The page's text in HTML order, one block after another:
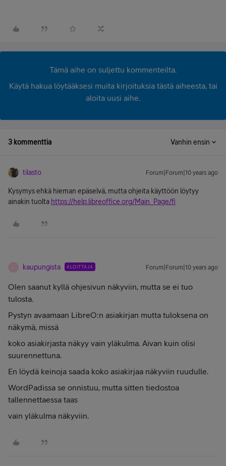
Tämä aihe on suljettu kommenteilta.
Käytä hakua löytääksesi muita kirjoituksia tästä aiheesta, tai
aloita uusi aihe.
3 kommenttia Vanhin ensin
tilasto Forum|Forum|10 years ago
Kysymys ehkä hieman epäselvä, mutta ohjeita käyttöön löytyy
ainakin tuolta https://help.libreoffice.org/Main_Page/fi
kaupungista ALOITTAJA Forum|Forum|10 years ago
Olen saanut kyllä ohjesivun näkyviin, mutta se ei tuo
tulosta.
Pystyn avaamaan LibreO:n asiakirjan mutta tuloksena on
näkymä, missä
koko asiakirjasta näkyy vain yläkulma. Aivan kuin olisi
suurennettuna.
En löydä keinoja saada koko asiakirjaa näkyviin ruudulle.
WordPadissa se onnistuu, mutta sitten tiedostoa
tallennettaessa taas
vain yläkulma näkyviin.